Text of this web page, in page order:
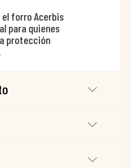
forro Acerbis
para quienes
protección